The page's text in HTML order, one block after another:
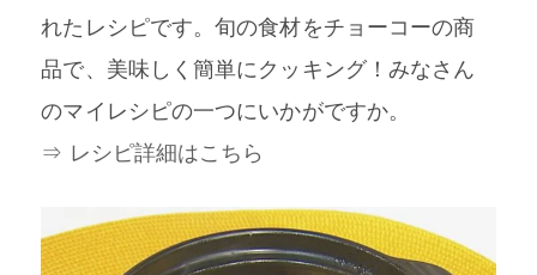
れたレシピです。旬の食材をチョーコーの商
品で、美味しく簡単にクッキング！みなさん
のマイレシピの一つにいかがですか。
⇒ レシピ詳細はこちら